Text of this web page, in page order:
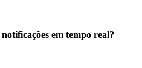
notificações em tempo real?